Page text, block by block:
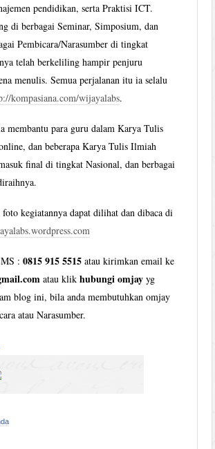
pendidikan, serta Praktisi ICT.
di berbagai Seminar, Simposium, dan
Pembicara/Narasumber di tingkat
telah berkeliling hampir penjuru
menulis. Semua perjalanan itu ia selalu
kompasiana.com/wijayalabs.
membantu para guru dalam Karya Tulis
dan beberapa Karya Tulis Ilmiah
final di tingkat Nasional, dan berbagai
kegiatannya dapat dilihat dan dibaca di
:0815 915 5515 atau kirimkan email ke
atau klikhubungi omjay yg
blog ini, bila anda membutuhkan omjay
atau Narasumber.